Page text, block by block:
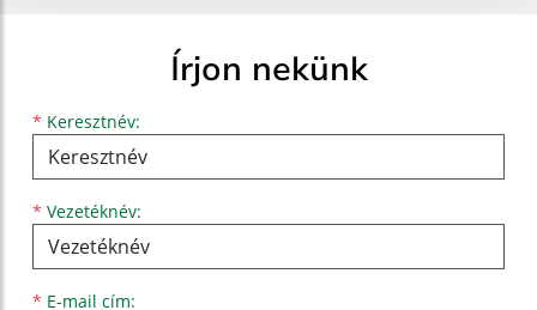
Írjon nekünk
* Keresztnév:
Keresztnév
* Vezetéknév:
Vezetéknév
* E-mail cím:
E-mail cím